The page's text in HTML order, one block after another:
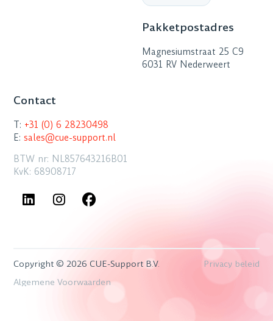
Pakketpostadres
Magnesiumstraat 25 C9
6031 RV Nederweert
Contact
T: +31 (0) 6 28230498
E:sales@cue-support.nl
BTW nr: NL857643216B01
KvK: 68908717
Copyright © 2026 CUE-Support B.V.
Privacy beleid
Algemene Voorwaarden